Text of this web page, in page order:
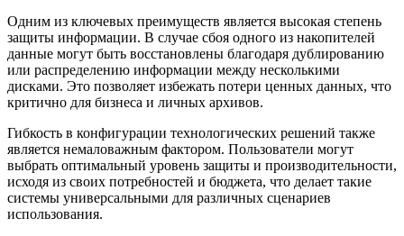
Одним из ключевых преимуществ является высокая степень
защиты информации. В случае сбоя одного из накопителей
данные могут быть восстановлены благодаря дублированию
или распределению информации между несколькими
дисками. Это позволяет избежать потери ценных данных, что
критично для бизнеса и личных архивов.
Гибкость в конфигурации технологических решений также
является немаловажным фактором. Пользователи могут
выбрать оптимальный уровень защиты и производительности,
исходя из своих потребностей и бюджета, что делает такие
системы универсальными для различных сценариев
использования.